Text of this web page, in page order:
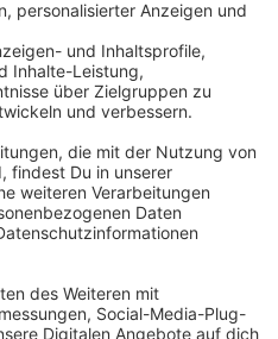
für die KuKiS-
für ein inklusives
für
und Wegeführung
den Außenbereich der